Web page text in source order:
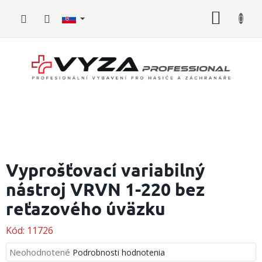
Požiarny
šport
vybavenie
Oblečenie,
Vyprošťovací variabilný
nástroj VRVN 1-220 bez
reťazového úväzku
Kód: 11726
Priemerné
Neohodnotené Podrobnosti hodnotenia